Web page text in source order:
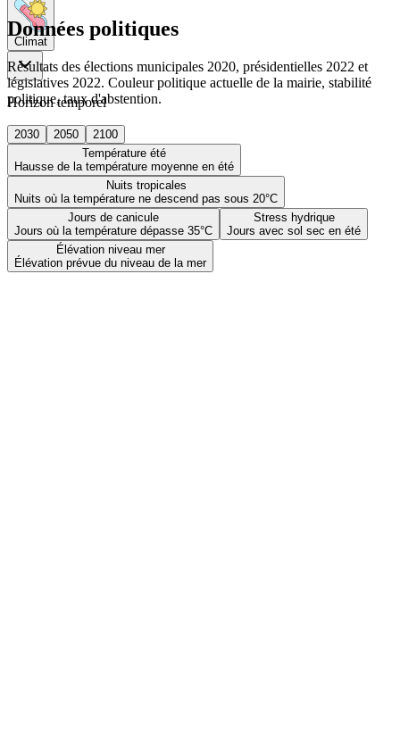
Climat
Horizon temporel
2030 2050
2100
Température été
Hausse de la température moyenne en été
Nuits tropicales
Nuits où la température ne descend pas sous 20°C
Jours de canicule
Jours où la température dépasse 35°C
Stress hydrique
Jours avec sol sec en été
Élévation niveau mer
Élévation prévue du niveau de la mer
Données politiques
Résultats des élections municipales 2020, présidentielles 2022 et
législatives 2022. Couleur politique actuelle de la mairie, stabilité
politique, taux d'abstention.